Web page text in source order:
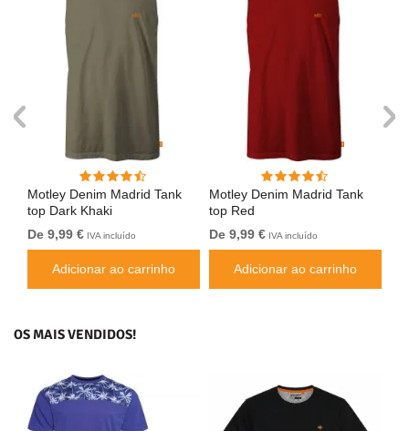
Motley Denim Madrid Tank
top Dark Khaki
De 9,99 € IVA incluído
Adicionar ao carrinho
Motley Denim Madrid Tank
top Red
De 9,99 € IVA incluído
Adicionar ao carrinho
OS MAIS VENDIDOS!